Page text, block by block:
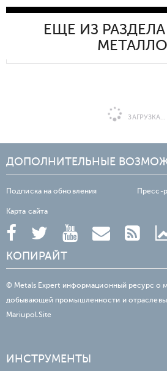
ЕЩЕ ИЗ
ЗАГРУЗКА...
ДОПОЛНИТЕЛЬНЫЕ
Подписка на обновления Пресс-
Карта сайта
КОПИРАЙТ
© Metals Expert информационный ресурс о
добывающей промышленности и
Mariupol.Site
ИНСТРУМЕНТЫ